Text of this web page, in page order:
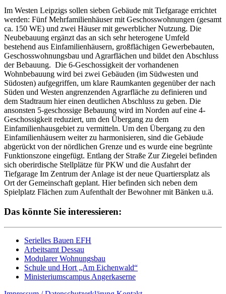
Im Westen Leipzigs sollen sieben Gebäude mit Tiefgarage errichtet
werden: Fünf Mehrfamilienhäuser mit Geschosswohnungen (gesamt
ca. 150 WE) und zwei Häuser mit gewerblicher Nutzung. Die
Neubebauung ergänzt das an sich sehr heterogene Umfeld
bestehend aus Einfamilienhäusern, großflächigen Gewerbebauten,
Geschosswohnungsbau und Agrarflächen und bildet den Abschluss
der Bebauung. Die 6-Geschossigkeit der vorhandenen
Wohnbebauung wird bei zwei Gebäuden (im Südwesten und
Südosten) aufgegriffen, um klare Raumkanten gegenüber der nach
Süden und Westen angrenzenden Agrarfläche zu definieren und
dem Stadtraum hier einen deutlichen Abschluss zu geben. Die
ansonsten 5-geschossige Bebauung wird im Norden auf eine 4-
Geschossigkeit reduziert, um den Übergang zu dem
Einfamilienhausgebiet zu vermitteln. Um den Übergang zu den
Einfamilienhäusern weiter zu harmonisieren, sind die Gebäude
abgerückt von der nördlichen Grenze und es wurde eine begrünte
Funktionszone eingefügt. Entlang der Straße Zur Ziegelei befinden
sich oberirdische Stellplätze für PKW und die Ausfahrt der
Tiefgarage Im Zentrum der Anlage ist der neue Quartiersplatz als
Ort der Gemeinschaft geplant. Hier befinden sich neben dem
Spielplatz Flächen zum Aufenthalt der Bewohner mit Bänken u.ä.
Das könnte Sie interessieren:
Serielles Bauen EFH
Arbeitsamt Dessau
Modularer Wohnungsbau
Schule und Hort „Am Eichenwald“
Ministeriumscampus Angerkaserne